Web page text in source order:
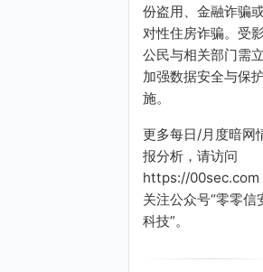
份盗用、金融诈骗
对性住房诈骗。受
公民与相关部门需
加强数据安全与保
施。
更多每日/月度暗网
报分析，请访问
https://00sec.com
关注公众号“零零信
科技”。